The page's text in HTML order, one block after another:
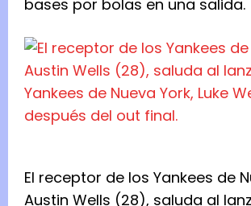
bases por bolas en una salida.
El receptor de los Yankees de
Austin Wells (28), saluda al